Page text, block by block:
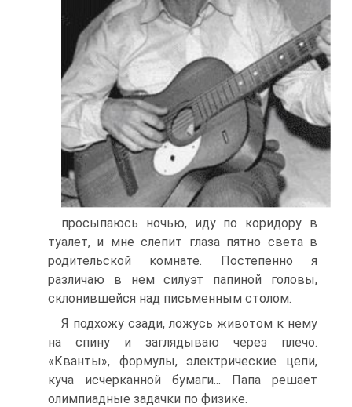
просыпаюсь ночью, иду по коридору в
туалет, и мне слепит глаза пятно света в
родительской комнате. Постепенно я
различаю в нем силуэт папиной головы,
склонившейся над письменным столом.
Я подхожу сзади, ложусь животом к нему
на спину и заглядываю через плечо.
«Кванты», формулы, электрические цепи,
куча исчерканной бумаги... Папа решает
олимпиадные задачки по физике.